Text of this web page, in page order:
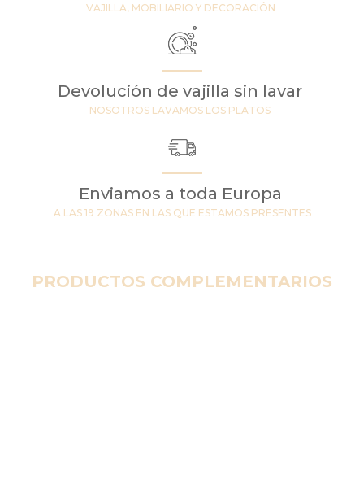
VAJILLA, MOBILIARIO Y DECORACIÓN
Devolución de vajilla sin lavar
NOSOTROS LAVAMOS LOS PLATOS
Enviamos a toda Europa
A LAS 19 ZONAS EN LAS QUE ESTAMOS PRESENTES
PRODUCTOS COMPLEMENTARIOS